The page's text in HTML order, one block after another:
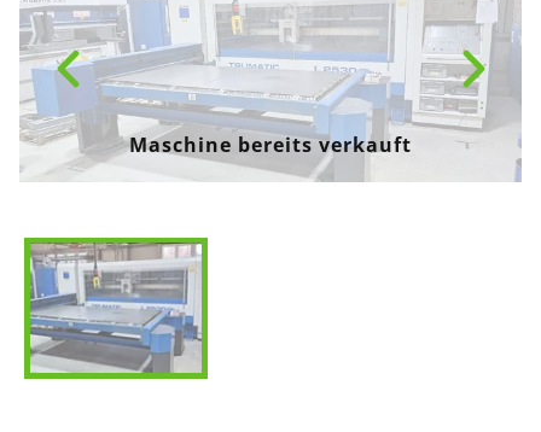
Gebrauchtmaschinen
Dienstleistungen
Unternehmen
Mein Konto
Maschine bereits verkauft